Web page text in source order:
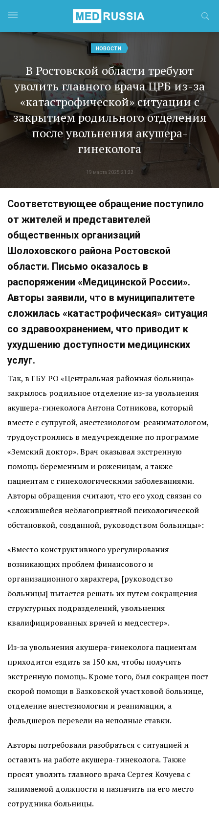
НОВОСТИ
В Ростовской области требуют
уволить главного врача ЦРБ из-за
«катастрофической» ситуации с
закрытием родильного отделения
после увольнения акушера-
гинеколога
19 марта 2025 21:22
Соответствующее обращение поступило
от жителей и представителей
общественных организаций
Шолоховского района Ростовской
области. Письмо оказалось в
распоряжении «Медицинской России».
Авторы заявили, что в муниципалитете
сложилась «катастрофическая» ситуация
со здравоохранением, что приводит к
ухудшению доступности медицинских
услуг.
Так, в ГБУ РО «Центральная районная больница»
закрылось родильное отделение из-за увольнения
акушера-гинеколога Антона Сотникова, который
вместе с супругой, анестезиологом-реаниматологом,
трудоустроились в медучреждение по программе
«Земский доктор». Врач оказывал экстренную
помощь беременным и роженицам, а также
пациентам с гинекологическими заболеваниями.
Авторы обращения считают, что его уход связан со
«сложившейся неблагоприятной психологической
обстановкой, созданной, руководством больницы»:
«Вместо конструктивного урегулирования
возникающих проблем финансового и
организационного характера, [руководство
больницы] пытается решать их путем сокращения
структурных подразделений, увольнения
квалифицированных врачей и медсестер».
Из-за увольнения акушера-гинеколога пациентам
приходится ездить за 150 км, чтобы получить
экстренную помощь. Кроме того, был сокращен пост
скорой помощи в Базковской участковой больнице,
отделение анестезиологии и реанимации, а
фельдшеров перевели на неполные ставки.
Авторы потребовали разобраться с ситуацией и
оставить на работе акушера-гинеколога. Также
просят уволить главного врача Сергея Кочуева с
занимаемой должности и назначить на его место
сотрудника больницы.